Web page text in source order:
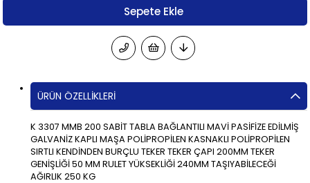
ÜRÜN ÖZELLIKLERI
K 3307 MMB 200 SABİT TABLA BAĞLANTILI MAVİ PASİFİZE EDİLMİŞ
GALVANİZ KAPLI MAŞA POLİPROPİLEN KASNAKLI POLİPROPİLEN
SIRTLI KENDİNDEN BURÇLU TEKER TEKER ÇAPI 200MM TEKER
GENİŞLİĞİ 50 MM RULET YÜKSEKLİĞİ 240MM TAŞIYABİLECEĞİ
AĞIRLIK 250 KG